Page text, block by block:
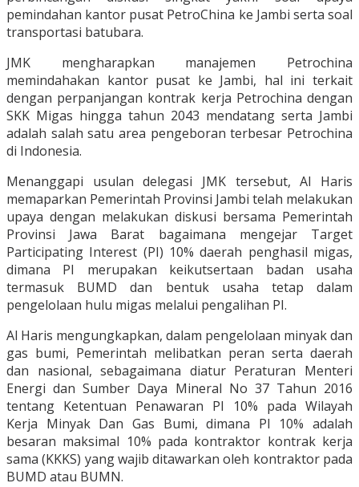
pemindahan kantor pusat PetroChina ke Jambi serta soal
transportasi batubara.
JMK mengharapkan manajemen Petrochina
memindahakan kantor pusat ke Jambi, hal ini terkait
dengan perpanjangan kontrak kerja Petrochina dengan
SKK Migas hingga tahun 2043 mendatang serta Jambi
adalah salah satu area pengeboran terbesar Petrochina
di Indonesia.
Menanggapi usulan delegasi JMK tersebut, Al Haris
memaparkan Pemerintah Provinsi Jambi telah melakukan
upaya dengan melakukan diskusi bersama Pemerintah
Provinsi Jawa Barat bagaimana mengejar Target
Participating Interest (PI) 10% daerah penghasil migas,
dimana PI merupakan keikutsertaan badan usaha
termasuk BUMD dan bentuk usaha tetap dalam
pengelolaan hulu migas melalui pengalihan PI.
Al Haris mengungkapkan, dalam pengelolaan minyak dan
gas bumi, Pemerintah melibatkan peran serta daerah
dan nasional, sebagaimana diatur Peraturan Menteri
Energi dan Sumber Daya Mineral No 37 Tahun 2016
tentang Ketentuan Penawaran PI 10% pada Wilayah
Kerja Minyak Dan Gas Bumi, dimana PI 10% adalah
besaran maksimal 10% pada kontraktor kontrak kerja
sama (KKKS) yang wajib ditawarkan oleh kontraktor pada
BUMD atau BUMN.